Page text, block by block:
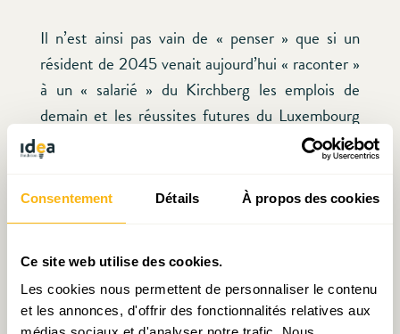
Consentement Détails À propos des cookies
Ce site web utilise des cookies.
Les cookies nous permettent de personnaliser le contenu
et les annonces, d'offrir des fonctionnalités relatives aux
Il n’est ainsi pas vain de « penser » que si un
résident de 2045 venait aujourd’hui « raconter »
à un « salarié » du Kirchberg les emplois de
demain et les réussites futures du Luxembourg
(dans les technologies de l’espace grâce à un
cadre légal adéquat et des investissements en
R&D bien orientés, les TIC grâce au succès de la
Sàrl-S, à l’essor du
les sciences de la santé grâce à l’essaimage en
provenance de la recherche dans le domaine au
sein de la Luxembourg Medical School, l’industrie